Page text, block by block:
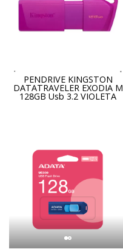
PENDRIVE KINGSTON
DATATRAVELER EXODIA M
128GB Usb 3.2 VIOLETA